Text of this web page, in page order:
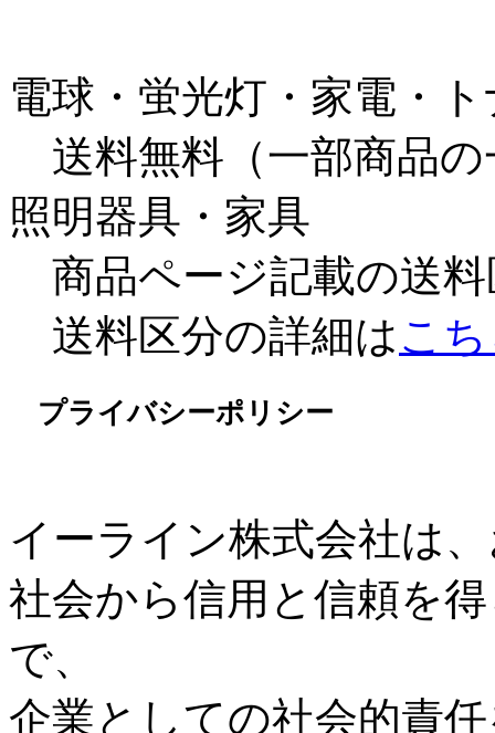
電球・蛍光灯・家電・
送料無料（一部商品の
照明器具・家具
商品ページ記載の送
送料区分の詳細はこ
プライバシーポリシー
イーライン株式会社は
社会から信用と信頼を
で、
企業としての社会的責